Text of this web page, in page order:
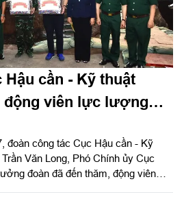
cần - Kỹ thuật
viên Lê Thị Riêng
đoàn công tác Cục Hậu cần - Kỹ
Văn Long, Phó Chính ủy Cục
đoàn đã đến thăm, động viên